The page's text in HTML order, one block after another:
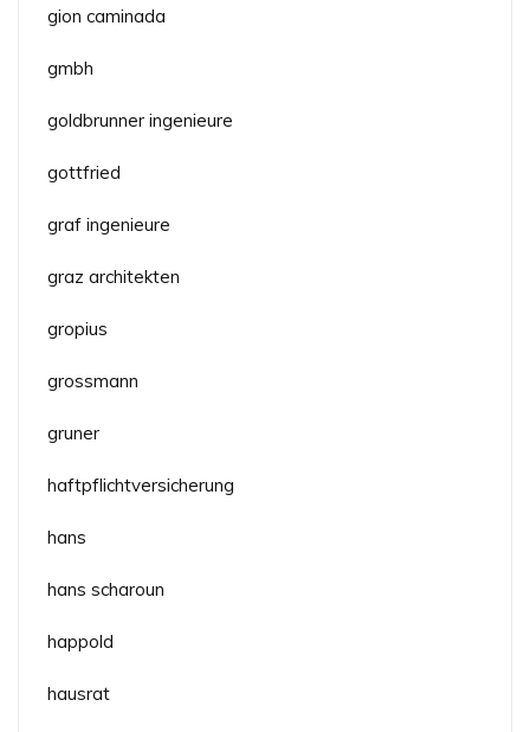
gion caminada
gmbh
goldbrunner ingenieure
gottfried
graf ingenieure
graz architekten
gropius
grossmann
gruner
haftpflichtversicherung
hans
hans scharoun
happold
hausrat